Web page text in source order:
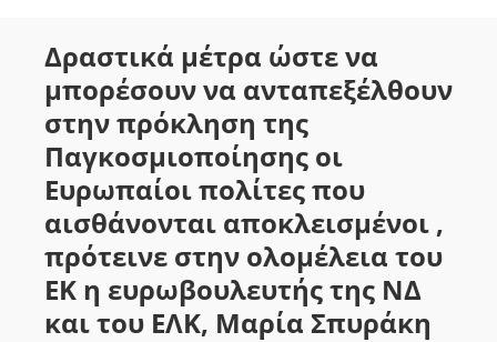
Δραστικά μέτρα ώστε να
μπορέσουν να ανταπεξέλθουν
στην πρόκληση της
Παγκοσμιοποίησης οι
Ευρωπαίοι πολίτες που
αισθάνονται αποκλεισμένοι ,
πρότεινε στην ολομέλεια του
ΕΚ η ευρωβουλευτής της ΝΔ
και του ΕΛΚ, Μαρία Σπυράκη